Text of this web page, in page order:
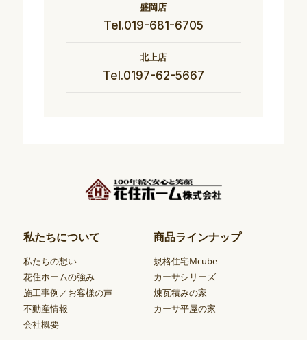
盛岡店
Tel.019-681-6705
北上店
Tel.0197-62-5667
私たちについて
私たちの想い
花住ホームの強み
施工事例／お客様の声
不動産情報
会社概要
商品ラインナップ
規格住宅Mcube
カーサシリーズ
煉瓦積みの家
カーサ平屋の家